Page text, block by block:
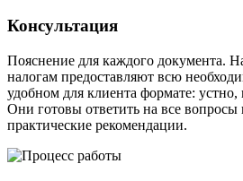
Консультация
Пояснение для каждого документа.
налогам предоставляют всю
удобном для клиента формате:
Они готовы ответить на все вопросы
практические рекомендации.